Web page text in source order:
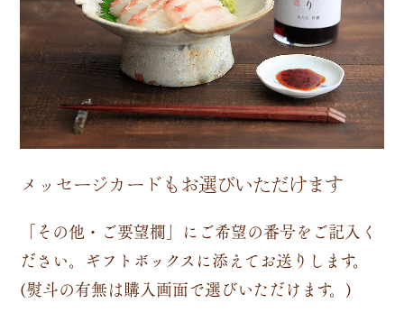
メッセージカードもお選びいただけます
「その他・ご要望欄」にご希望の番号をご記入く
ださい。ギフトボックスに添えてお送りします。
(熨斗の有無は購入画面で選びいただけます。)